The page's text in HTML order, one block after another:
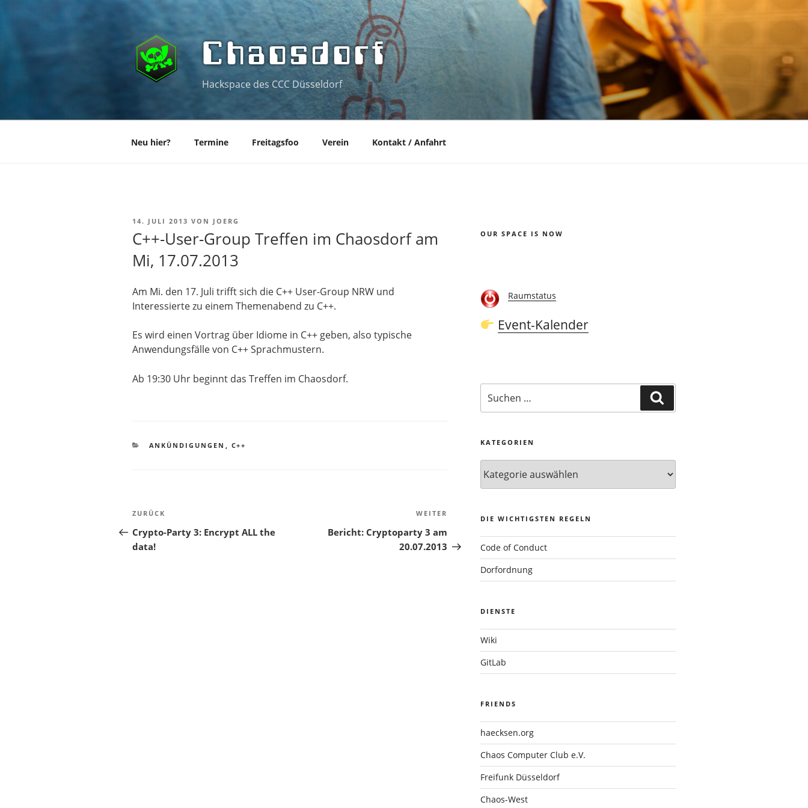
Chaosdorf
Hackspace des CCC Düsseldorf
Neu hier? Termine Freitagsfoo Verein Kontakt / Anfahrt
VERÖFFENTLICHT
14. JULI 2013 VON JOERG
C++-User-Group Treffen im Chaosdorf am
Mi, 17.07.2013
Am Mi. den 17. Juli trifft sich die C++ User-Group NRW und
Interessierte zu einem Themenabend zu C++.
Es wird einen Vortrag über Idiome in C++ geben, also typische
Anwendungsfälle von C++ Sprachmustern.
Ab 19:30 Uhr beginnt das Treffen im Chaosdorf.
KATEGORIEN
ANKÜNDIGUNGEN , C++
Beitragsnavigation
Vorheriger
Beitrag
ZURÜCK
Crypto-Party 3: Encrypt ALL the
data!
Nächster
WEITER
Bericht: Cryptoparty 3 am
20.07.2013
OUR SPACE IS NOW
Raumstatus
Event-Kalender
nach:
KATEGORIEN
DIE WICHTIGSTEN REGELN
Code of Conduct
Dorfordnung
DIENSTE
Wiki
GitLab
FRIENDS
haecksen.org
Chaos Computer Club e.V.
Freifunk Düsseldorf
Chaos-West